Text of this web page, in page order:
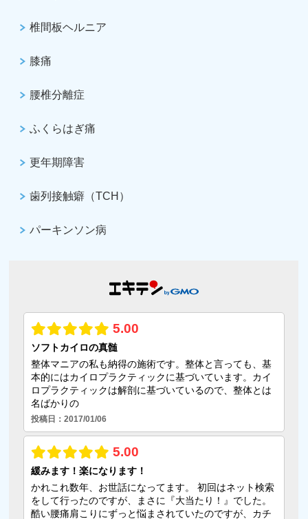
椎間板ヘルニア
膝痛
腰椎分離症
ふくらはぎ痛
更年期障害
歯列接触癖（TCH）
パーキンソン病